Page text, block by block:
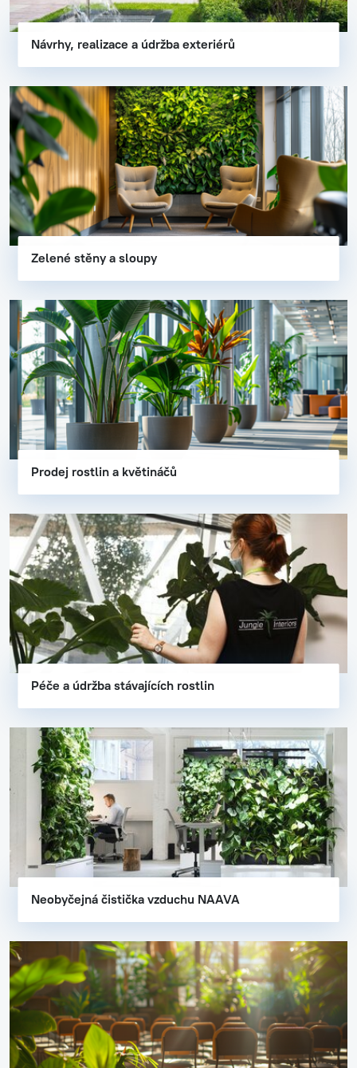
Návrhy, realizace a údržba exteriérů
Zelené stěny a sloupy
Prodej rostlin a květináčů
Péče a údržba stávajících rostlin
Neobyčejná čistička vzduchu NAAVA